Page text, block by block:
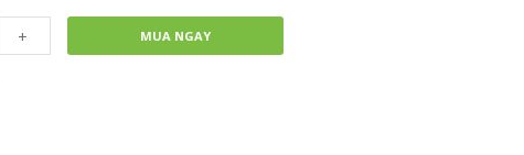
+ MUA NGAY